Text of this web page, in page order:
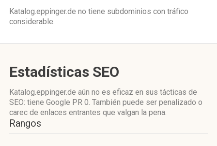
Katalog.eppinger.de no tiene subdominios con tráfico
considerable.
Estadísticas SEO
Katalog.eppinger.de aún no es eficaz en sus tácticas de
SEO: tiene Google PR 0. También puede ser penalizado o
carec de enlaces entrantes que valgan la pena.
Rangos